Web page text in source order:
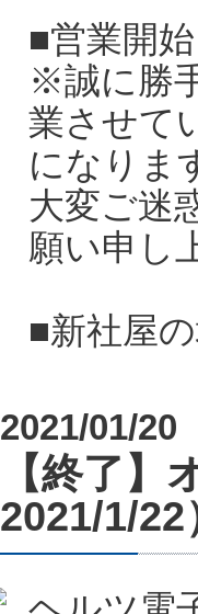
■営業開
※誠に勝
業させて
になりま
大変ご迷
願い申し
■新社屋
2021/01/20
【終了
2021/1/22